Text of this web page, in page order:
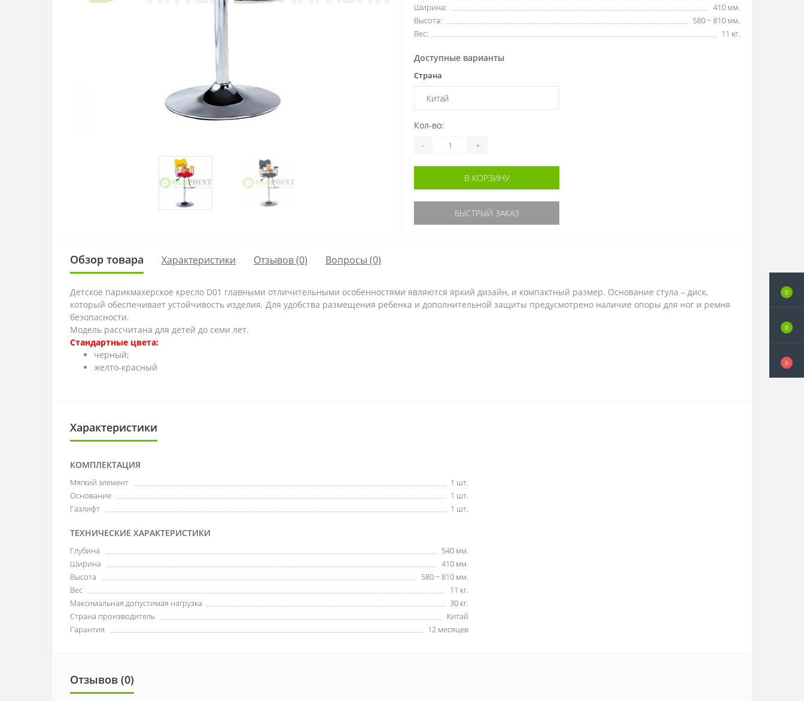
0
0
0
Ширина:
410 мм.
Высота:
580 ~ 810 мм.
Вес:
11 кг.
Доступные варианты
Страна
Кол-во:
- +
В КОРЗИНУ
БЫСТРЫЙ ЗАКАЗ
Обзор товара Характеристики Отзывов (0) Вопросы (0)
Детское парикмахерское кресло D01 главными отличительными особенностями являются яркий дизайн, и компактный размер. Основание стула – диск,
который обеспечивает устойчивость изделия. Для удобства размещения ребенка и дополнительной защиты предусмотрено наличие опоры для ног и ремня
безопасности.
Модель рассчитана для детей до семи лет.
Стандартные цвета:
черный;
желто-красный
Характеристики
КОМПЛЕКТАЦИЯ
Мягкий элемент
1 шт.
Основание
1 шт.
Газлифт
1 шт.
ТЕХНИЧЕСКИЕ ХАРАКТЕРИСТИКИ
Глубина
540 мм.
Ширина
410 мм.
Высота
580 ~ 810 мм.
Вес
11 кг.
Максимальная допустимая нагрузка
30 кг.
Страна производитель
Китай
Гарантия
12 месяцев
Отзывов (0)